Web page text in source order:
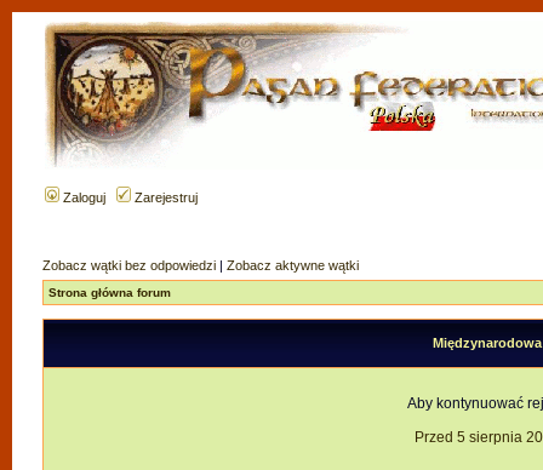
Zaloguj Zarejestruj
Zobacz wątki bez odpowiedzi | Zobacz aktywne wątki
Strona główna forum
Aby kontynuować
Przed 5 sierpnia